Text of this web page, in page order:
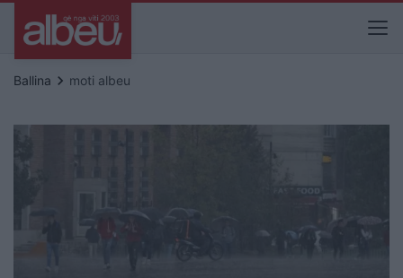
Ballina keyboard_arrow_right moti albeu